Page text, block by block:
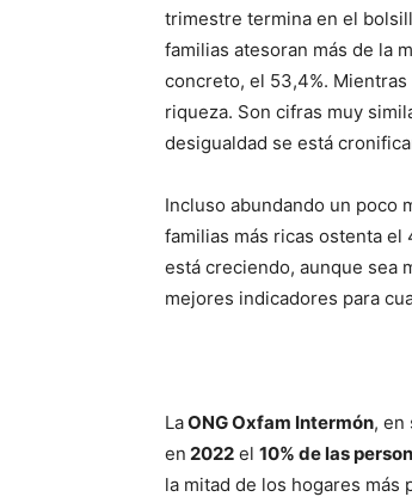
trimestre termina en el
familias atesoran más de la
concreto, el 53,4%.
riqueza. Son cifras muy
desigualdad se está
Incluso abundando un poco
familias más ricas ostenta el
está creciendo, aunque sea
mejores indicadores para
LaONG Oxfam Intermón, en
en 2022 el 10% de las
la mitad de los hogares más